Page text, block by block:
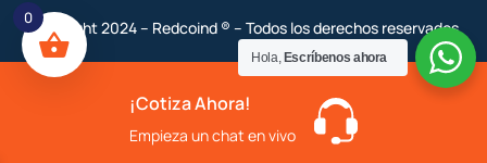
Copyright 2024 – Redcoind ® – Todos los derechos reservados
¡Cotiza Ahora!
Empieza un chat en vivo
Hola, Escríbenos ahora
0